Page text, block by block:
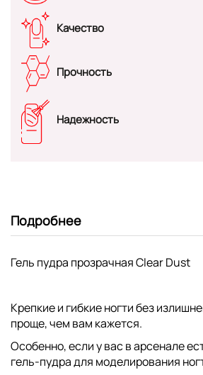
Качество
Прочность
Надежность
Подробнее
Гель пудра прозрачная Clear Dust
Крепкие и гибкие ногти без
проще, чем вам кажется.
Особенно, если у вас в арсенале
гель-пудра для моделирования